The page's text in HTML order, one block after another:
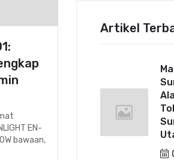
EN-
bawaan,
Artikel